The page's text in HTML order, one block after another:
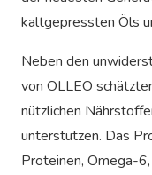
kaltgepressten Öls
Neben den
von OLLEO
nützlichen
unterstützen. Das
Proteinen, Omega-